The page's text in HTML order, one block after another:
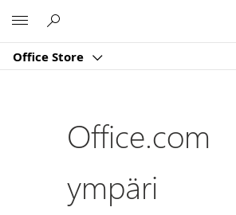
Office Store
Office.com
ympäri